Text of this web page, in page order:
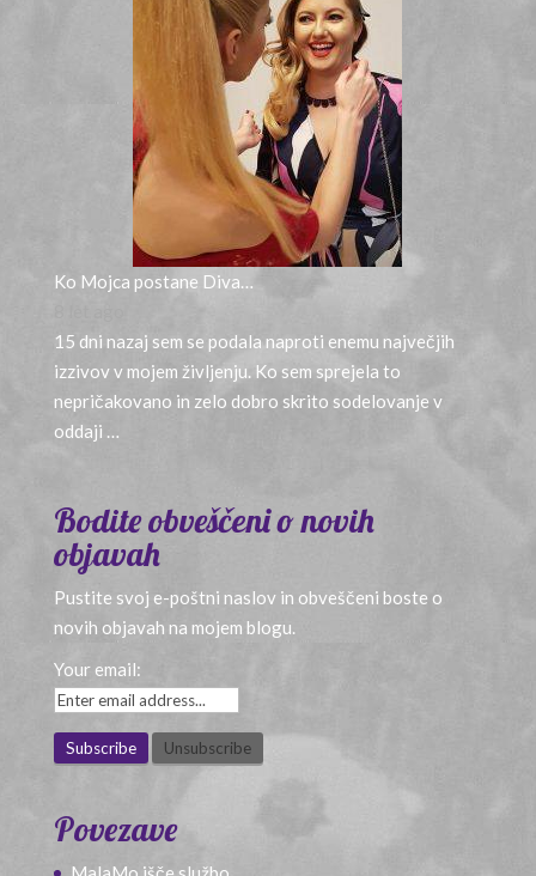
Ko Mojca postane Diva…
15 dni nazaj sem se podala naproti enemu največjih
izzivov v mojem življenju. Ko sem sprejela to
nepričakovano in zelo dobro skrito sodelovanje v
oddaji …
Bodite obveščeni o novih
objavah
Pustite svoj e-poštni naslov in obveščeni boste o
novih objavah na mojem blogu.
Your email:
Povezave